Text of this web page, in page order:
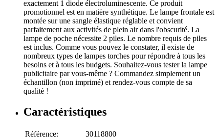
exactement 1 diode électroluminescente. Ce produit
promotionnel est en matière synthétique. Le lampe frontale est
montée sur une sangle élastique réglable et convient
parfaitement aux activités de plein air dans l'obscurité. La
lampe de poche nécessite 2 piles. Le nombre requis de piles
est inclus. Comme vous pouvez le constater, il existe de
nombreux types de lampes torches pour répondre à tous les
besoins et à tous les budgets. Souhaitez-vous tester la lampe
publicitaire par vous-même ? Commandez simplement un
échantillon (non imprimé) et rendez-vous compte de sa
qualité !
Caractéristiques
Référence:
30118800